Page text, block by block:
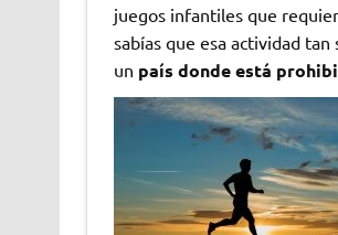
juegos infantiles que
sabías que esa actividad
un país donde está